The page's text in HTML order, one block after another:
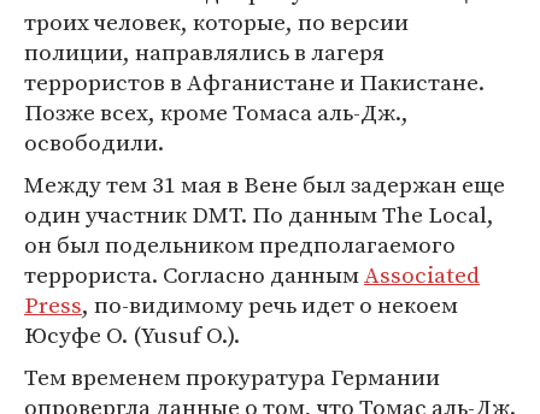
троих человек, которые, по версии
полиции, направлялись в лагеря
террористов в Афганистане и Пакистане.
Позже всех, кроме Томаса аль-Дж.,
освободили.
Между тем 31 мая в Вене был задержан еще
один участник DMT. По данным The Local,
он был подельником предполагаемого
террориста. Согласно даннымAssociated
Press, по-видимому речь идет о некоем
Юсуфе О. (Yusuf O.).
Тем временем прокуратура Германии
опровергла данные о том, что Томас аль-Дж.